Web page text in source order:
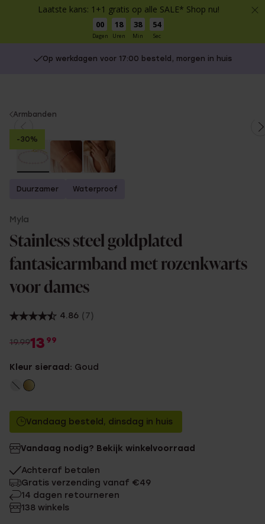
Laatste kans: 1+1 gratis op alle SALE* Shop nu!
00
Dagen
18
Uren
38
Min
54
Sec
Op werkdagen voor 17:00 besteld, morgen in huis
You
are
here:
Armbanden
-30%
Duurzamer Waterproof
Myla
Stainless steel goldplated
fantasiearmband met rozenkwarts
voor dames
4.86 (7)
19.9913 99
Kleur sieraad: Goud
Vandaag besteld, dinsdag in huis
Vandaag nodig? Bekijk winkelvoorraad
Achteraf betalen
Gratis verzending vanaf €49
14 dagen retourneren
138 winkels